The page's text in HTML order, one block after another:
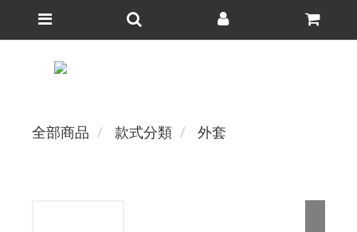
全部商品 款式分類 外套